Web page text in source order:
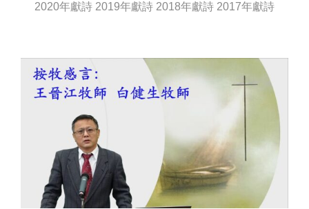
2020年獻詩 2019年獻詩 2018年獻詩 2017年獻詩
View